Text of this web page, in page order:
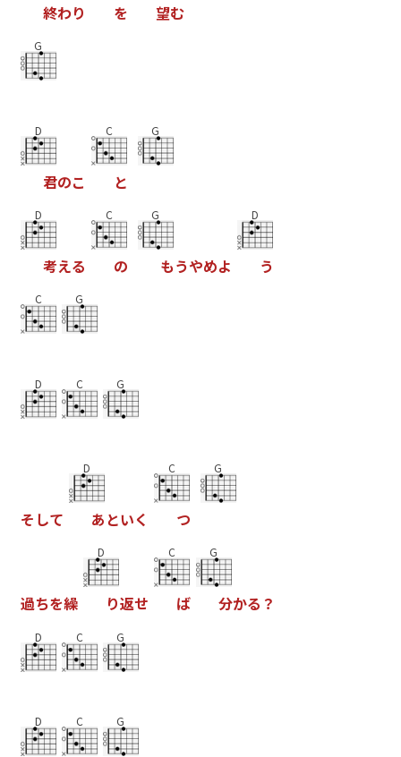
終わり を 望む
G
D
君のこ
C
と
G
D
考える
C
の
G
もうやめよ
D
う
C G
D C G
そ して
D
あ といく
C
つ
G
過ちを繰
D
り返せ
C
ば
G
分かる ？
D C G
D C G